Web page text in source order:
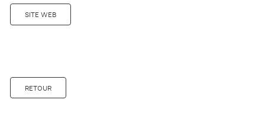
SITE WEB
RETOUR